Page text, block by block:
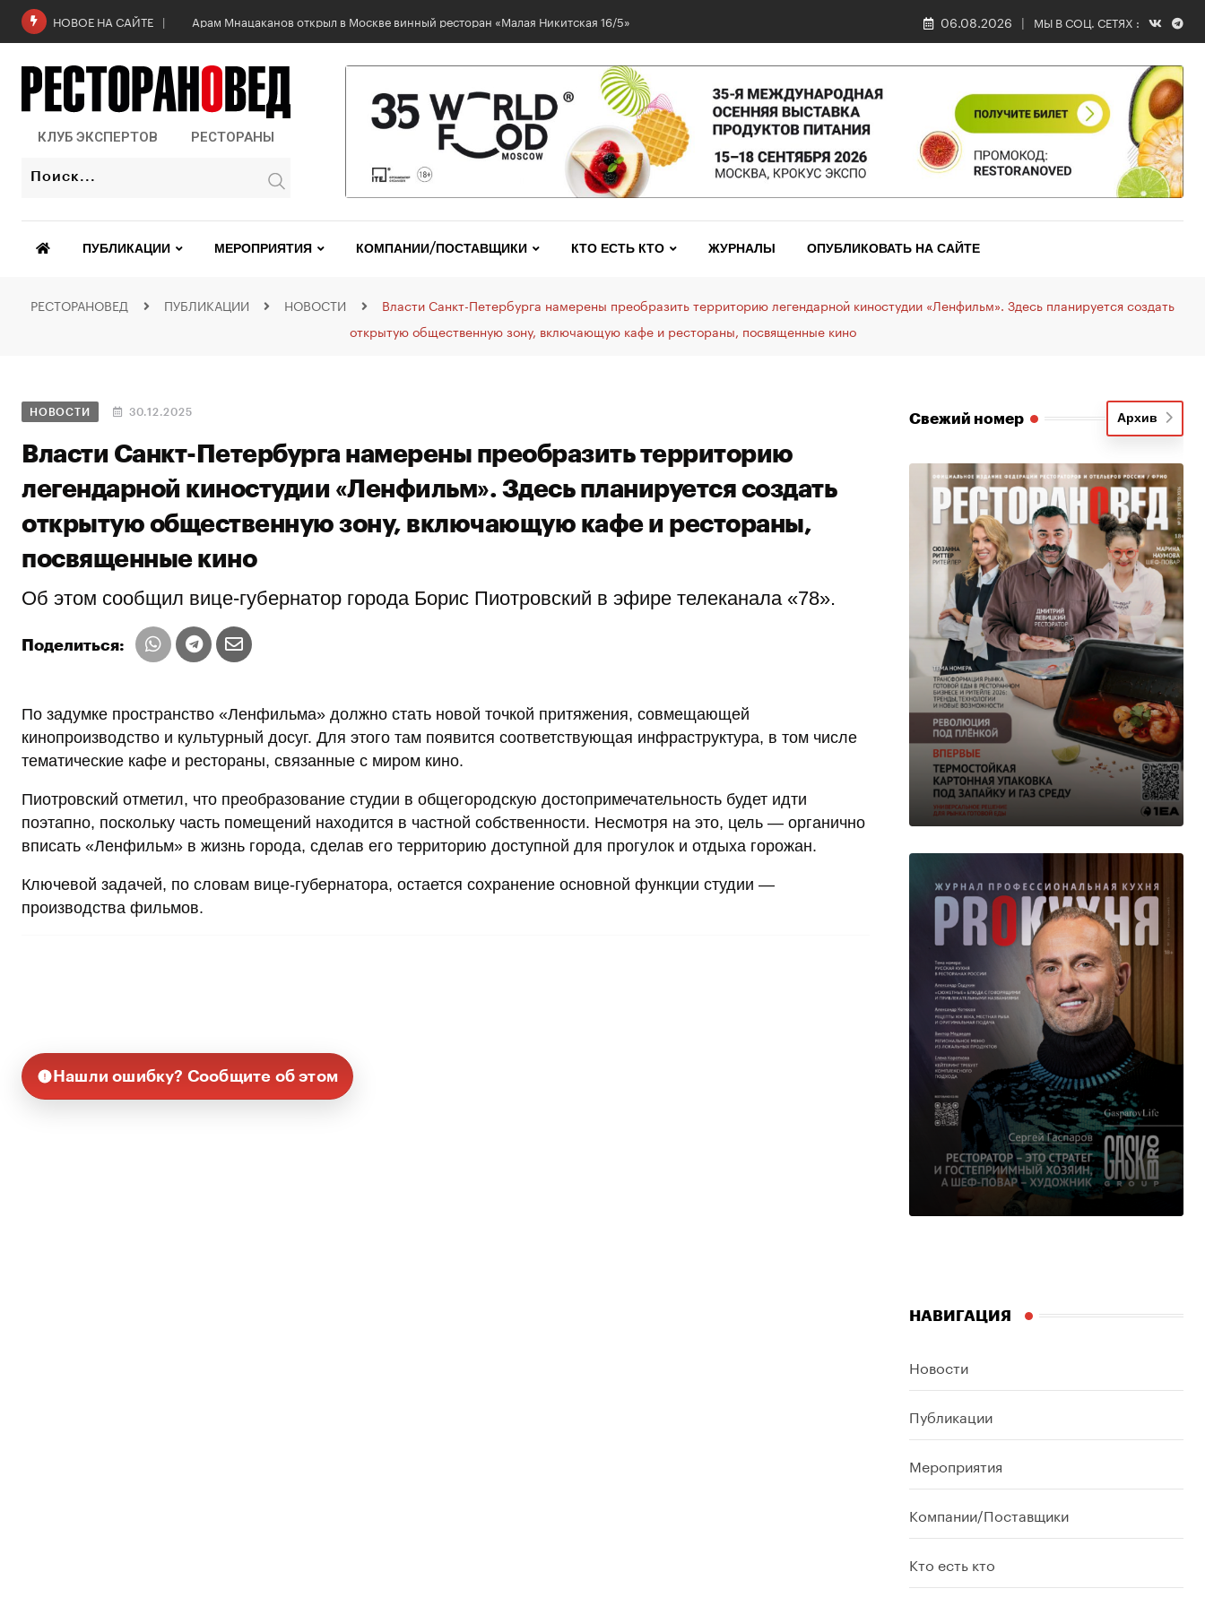
НОВОЕ НА САЙТЕ Арам Мнацаканов открыл в Москве винный ресторан «Малая Никитская 16/5» 06.08.2026 МЫ В СОЦ. СЕТЯХ :
КЛУБ ЭКСПЕРТОВ РЕСТОРАНЫ
ПУБЛИКАЦИИ МЕРОПРИЯТИЯ КОМПАНИИ/ПОСТАВЩИКИ КТО ЕСТЬ КТО ЖУРНАЛЫ ОПУБЛИКОВАТЬ НА САЙТЕ
РЕСТОРАНОВЕД ПУБЛИКАЦИИ НОВОСТИ
Власти Санкт-Петербурга намерены преобразить территорию легендарной киностудии «Ленфильм». Здесь планируется создать
открытую общественную зону, включающую кафе и рестораны, посвященные кино
НОВОСТИ 30.12.2025
Власти Санкт-Петербурга намерены преобразить территорию
легендарной киностудии «Ленфильм». Здесь планируется создать
открытую общественную зону, включающую кафе и рестораны,
посвященные кино
Об этом сообщил вице-губернатор города Борис Пиотровский в эфире телеканала «78».
Поделиться:
По задумке пространство «Ленфильма» должно стать новой точкой притяжения, совмещающей
кинопроизводство и культурный досуг. Для этого там появится соответствующая инфраструктура, в том числе
тематические кафе и рестораны, связанные с миром кино.
Пиотровский отметил, что преобразование студии в общегородскую достопримечательность будет идти
поэтапно, поскольку часть помещений находится в частной собственности. Несмотря на это, цель — органично
вписать «Ленфильм» в жизнь города, сделав его территорию доступной для прогулок и отдыха горожан.
Ключевой задачей, по словам вице-губернатора, остается сохранение основной функции студии —
производства фильмов.
Нашли ошибку? Сообщите об этом
Свежий номер Архив
НАВИГАЦИЯ
Новости
Публикации
Мероприятия
Компании/Поставщики
Кто есть кто